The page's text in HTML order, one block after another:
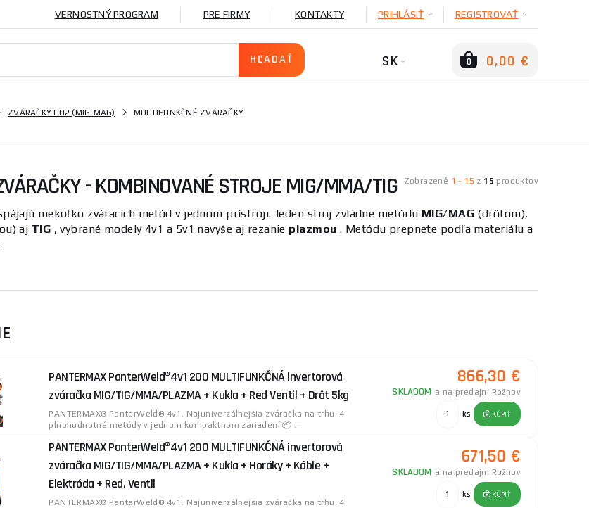
VERNOSTNÝ PROGRAM PRE FIRMY KONTAKTY PRIHLÁSIŤ REGISTROVAŤ
SK 0 0,00 €
ZVÁRAČKY CO2 (MIG-MAG) MULTIFUNKČNÉ ZVÁRAČKY
Zobrazené 1 - 15 z 15 produktov
- KOMBINOVANÉ STROJE MIG/MMA/TIG
niekoľko zváracích metód v jednom prístroji. Jeden stroj zvládne metódu MIG/MAG(drôtom),
aj TIG , vybrané modely 4v1 a 5v1 navyše aj rezanie plazmou . Metódu prepnete podľa materiálu a
je preto ideálna na univerzálne použitie, kde potrebujete raz zvariť tenký plech drôtom,
zvárací prúd (A)
Pre ľahký invertor s metódami MMA-TIG-MIG/MAGsa pozrite na
kombinované invertory
kombináciu s plazmou nainvertory MMA-TIG-Plazma
PANTERMAX PanterWeld®4v1 200 MULTIFUNKČNÁ invertorová
zváračka MIG/TIG/MMA/PLAZMA + Kukla + Red Ventil + Drôt 5kg
PANTERMAX® PanterWeld® 4v1. Najuniverzálnejšia zváračka na trhu. 4
plnohodnotné metódy v jednom kompaktnom zariadení.📦 ...
866,30 €
SKLADOM a na predajni Rožnov
ks KÚPIŤ
PANTERMAX PanterWeld®4v1 200 MULTIFUNKČNÁ invertorová
zváračka MIG/TIG/MMA/PLAZMA + Kukla + Horáky + Káble +
Elektróda + Red. Ventil
PANTERMAX® PanterWeld® 4v1. Najuniverzálnejšia zváračka na trhu. 4
671,50 €
SKLADOM a na predajni Rožnov
ks KÚPIŤ